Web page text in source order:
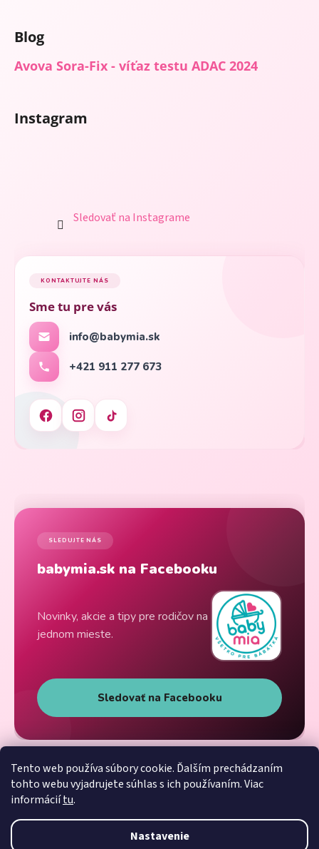
Tento web používa súbory cookie. Ďalším prechádzaním
tohto webu vyjadrujete súhlas s ich používaním. Viac
informáciítu.
Nastavenie
Blog
Avova Sora-Fix - víťaz testu ADAC 2024
Instagram
Sledovať na Instagrame
KONTAKTUJTE NÁS
Sme tu pre vás
info@babymia.sk
+421 911 277 673
SLEDUJTE NÁS
babymia.sk na Facebooku
Novinky, akcie a tipy pre rodičov na
jednom mieste.
Sledovať na Facebooku